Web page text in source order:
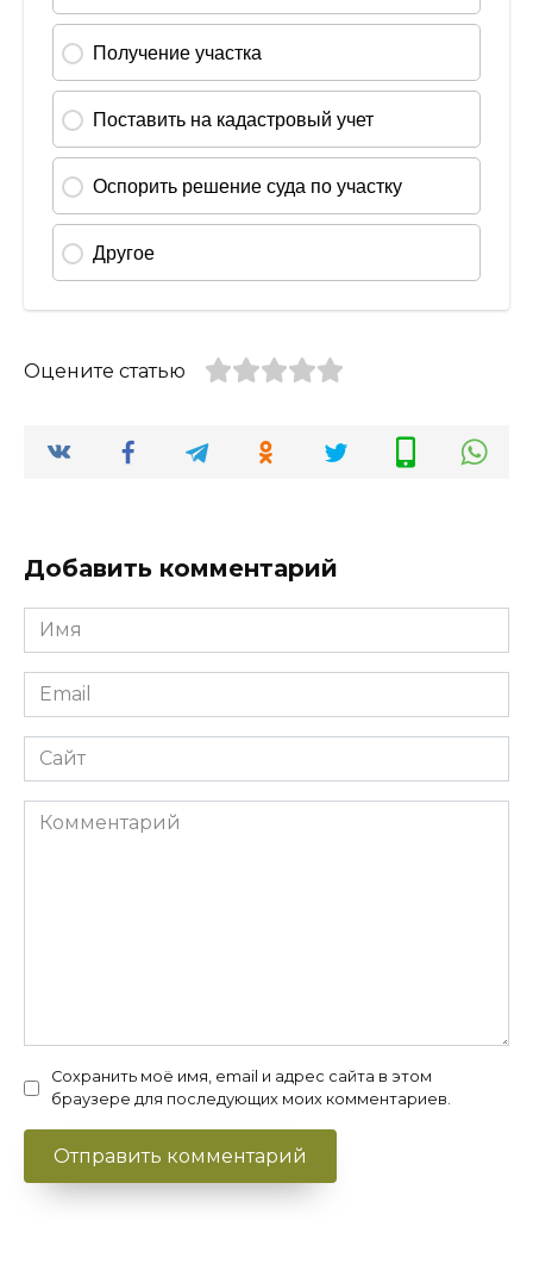
Оцените статью
Добавить комментарий
Имя
*
Email
*
Сайт
Комментарий
Сохранить моё имя, email и адрес сайта в этом
браузере для последующих моих комментариев.